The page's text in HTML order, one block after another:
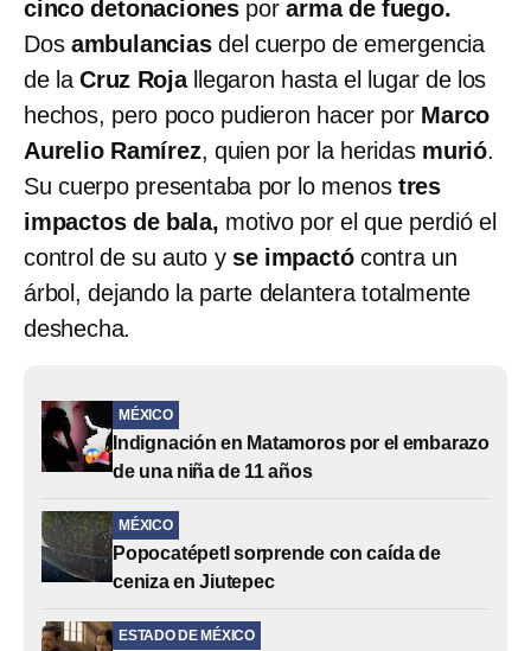
cinco detonaciones porarma de fuego.
Dos ambulanciasdel cuerpo de emergencia
de laCruz Roja llegaron hasta el lugar de los
hechos, pero poco pudieron hacer porMarco
Aurelio Ramírez, quien por la heridas murió.
Su cuerpo presentaba por lo menos tres
impactos de bala, motivo por el que perdió el
control de su auto y se impactó contra un
árbol, dejando la parte delantera totalmente
deshecha.
MÉXICO
Indignación en Matamoros por el embarazo
de una niña de 11 años
MÉXICO
Popocatépetl sorprende con caída de
ceniza en Jiutepec
ESTADO DE MÉXICO